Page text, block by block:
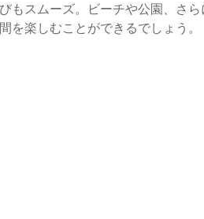
もスムーズ。ビーチや公園、さ
を楽しむことができるでしょう。